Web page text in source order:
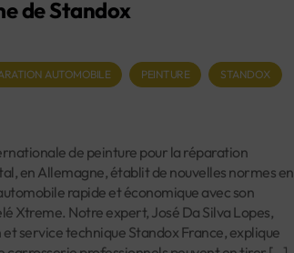
de Standox
AUTOMOBILE PEINTURE STANDOX
de peinture pour la réparation
en Allemagne, établit de nouvelles normes en
rapide et économique avec son
Xtreme. Notre expert, José Da Silva Lopes,
service technique Standox France, explique